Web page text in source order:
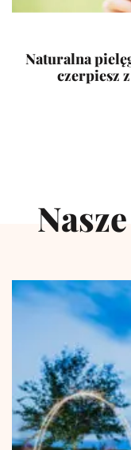
Naturalna
czerpiesz